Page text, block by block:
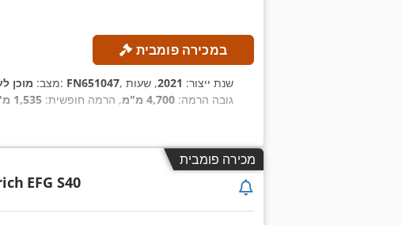
במכירה פומבית
מצב: מוכן , מספר מכונה/רכב: FN651047 , שנת ייצור: 2021, שעות
, גובה הרמה: 4,700 מ"מ , הרמה חופשית: 1,535 מ"מ
מכירה פומבית
EFG S40